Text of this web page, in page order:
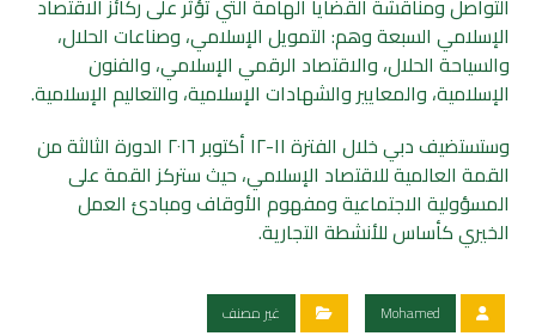
الإسلامي السبعة وهم: التمويل الإسلامي، وصناعات الحلال،
والسياحة الحلال، والاقتصاد الرقمي الإسلامي، والفنون
الإسلامية، والمعايير والشهادات الإسلامية، والتعاليم الإسلامية.
وستستضيف دبي خلال الفترة ١١-١٢ أكتوبر ٢٠١٦ الدورة الثالثة من
القمة العالمية للاقتصاد الإسلامي، حيث ستركز القمة على
المسؤولية الاجتماعية ومفهوم الأوقاف ومبادئ العمل
الخيري كأساس للأنشطة التجارية.
Mohamed
غير مصنف